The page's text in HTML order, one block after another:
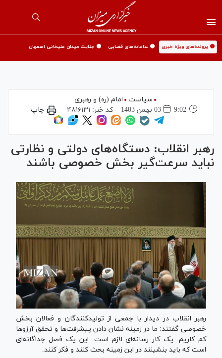
🟡 پرونده‌های ویژه خبری 🟡 سامانه‌های قضایی 🟡 جنایت میدان علیخانی اصفهان
سیاست
امام (ره) و رهبری
9:02
03 بهمن 1403 کد خبر: ۴۸۱۶۱۳۱ چاپ
رهبر انقلاب: دستگاه‌های دولتی و نظارتی
نباید سرعت‌گیر بخش خصوصی باشند
رهبر انقلاب در دیدار با جمعی از تولیدکنندگان و فعالان بخش
خصوصی گفتند: ما در زمینه‌ نشان دادن پیشرفت‌ها و تحقق آرزوها
کم کاریم. یک کار رسانه‌ای لازم است. این یک فصل جداگانه‌ای
است که باید بنشینند در این زمینه بحث کنند و فکر کنند.